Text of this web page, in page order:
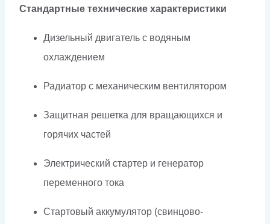
Стандартные технические характеристики
Дизельный двигатель с водяным
охлаждением
Радиатор с механическим вентилятором
Защитная решетка для вращающихся и
горячих частей
Электрический стартер и генератор
переменного тока
Стартовый аккумулятор (свинцово-